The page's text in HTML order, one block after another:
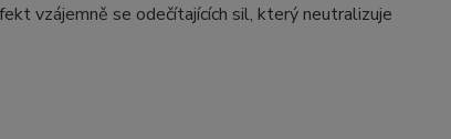
vzájemně se odečítajících sil, který neutralizuje